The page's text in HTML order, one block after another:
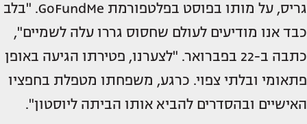
גריס, על מותו בפוסט בפלטפורמת GoFundMe. "בלב
כבד אנו מודיעים לעולם שחסוס גררו עלה לשמיים",
כתבה ב-22 בפברואר. "לצערנו, פטירתו הגיעה באופן
פתאומי ובלתי צפוי. כרגע, משפחתו מטפלת בחפציו
האישיים ובהסדרים להביא אותו הביתה ליוסטון".